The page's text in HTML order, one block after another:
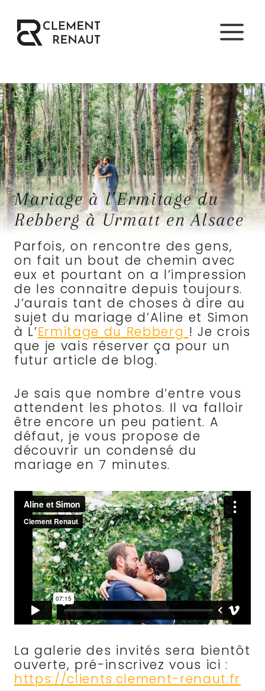
au
contenu
Mariage à l’Ermitage du
Rebberg à Urmatt en Alsace
Parfois, on rencontre des gens,
on fait un bout de chemin avec
eux et pourtant on a l’impression
de les connaitre depuis toujours.
J’aurais tant de choses à dire au
sujet du mariage d’Aline et Simon
à L’Ermitage du Rebberg ! Je crois
que je vais réserver ça pour un
futur article de blog.
Je sais que nombre d’entre vous
attendent les photos. Il va falloir
être encore un peu patient. A
défaut, je vous propose de
découvrir un condensé du
mariage en 7 minutes.
La galerie des invités sera bientôt
ouverte, pré-inscrivez vous ici :
https://clients.clement-renaut.fr